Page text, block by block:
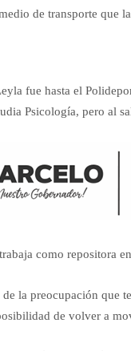
de transporte que
fue hasta el
Psicología, pero al
como repositora
la preocupación que
de volver a